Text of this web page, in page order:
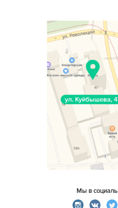
Мы в